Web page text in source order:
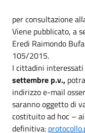
per consultazione
Viene pubblicato, a
Eredi Raimondo
105/2015.
I cittadini interessati
settembre p.v.,
indirizzo e-mail
saranno oggetto di
costituito ad hoc –
definitiva: